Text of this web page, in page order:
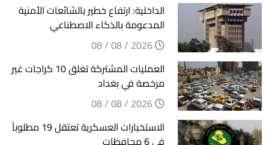
الداخلية: ارتفاع خطير بالشائعات الأمنية
المدعومة بالذكاء الاصطناعي
العمليات المشتركة تغلق 10 كراجات غير
مرخصة في بغداد
الاستخبارات العسكرية تعتقل 19 مطلوباً
في 6 محافظات